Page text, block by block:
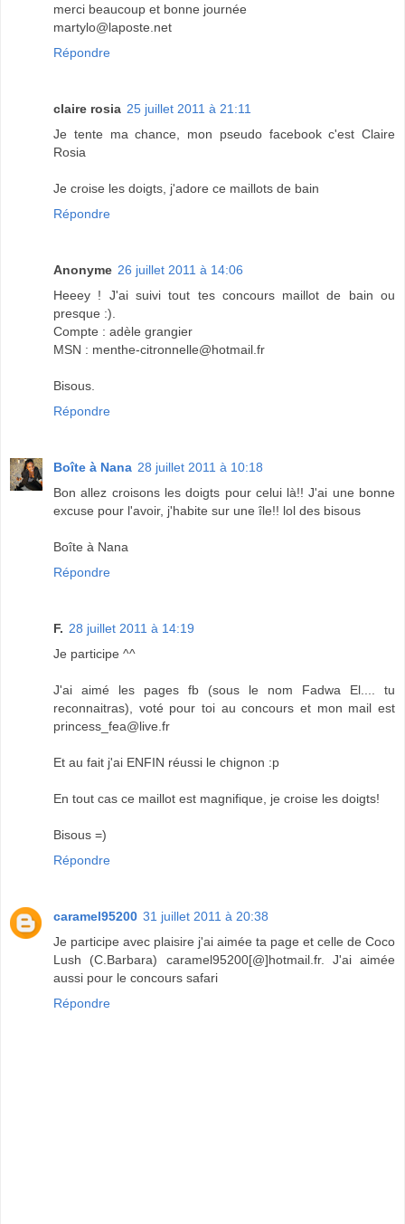
merci beaucoup et bonne journée
martylo@laposte.net
Répondre
claire rosia 25 juillet 2011 à 21:11
Je tente ma chance, mon pseudo facebook c'est Claire
Rosia
Je croise les doigts, j'adore ce maillots de bain
Répondre
Anonyme 26 juillet 2011 à 14:06
Heeey ! J'ai suivi tout tes concours maillot de bain ou
presque :).
Compte : adèle grangier
MSN : menthe-citronnelle@hotmail.fr
Bisous.
Répondre
Boîte à Nana 28 juillet 2011 à 10:18
Bon allez croisons les doigts pour celui là!! J'ai une bonne
excuse pour l'avoir, j'habite sur une île!! lol des bisous
Boîte à Nana
Répondre
F. 28 juillet 2011 à 14:19
Je participe ^^
J'ai aimé les pages fb (sous le nom Fadwa El.... tu
reconnaitras), voté pour toi au concours et mon mail est
princess_fea@live.fr
Et au fait j'ai ENFIN réussi le chignon :p
En tout cas ce maillot est magnifique, je croise les doigts!
Bisous =)
Répondre
caramel95200 31 juillet 2011 à 20:38
Je participe avec plaisire j'ai aimée ta page et celle de Coco
Lush (C.Barbara) caramel95200[@]hotmail.fr. J'ai aimée
aussi pour le concours safari
Répondre